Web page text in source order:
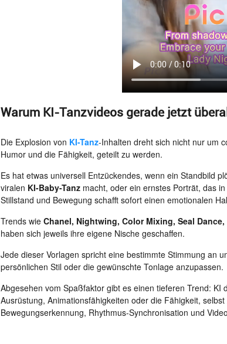
Warum KI-Tanzvideos gerade jetzt
Die Explosion von KI-Tanz-Inhalten dreht sich nicht nur um
Humor und die Fähigkeit, geteilt zu werden.
Es hat etwas universell Entzückendes, wenn ein Standbild
viralen KI-Baby-Tanz macht, oder ein ernstes Porträt, das
Stillstand und Bewegung schafft sofort einen emotionalen
Trends wieChanel, Nightwing, Color Mixing, Seal
haben sich jeweils ihre eigene Nische geschaffen.
Jede dieser Vorlagen spricht eine bestimmte Stimmung an
persönlichen Stil oder die gewünschte Tonlage anzupassen.
Abgesehen vom Spaßfaktor gibt es einen tieferen Trend:
Ausrüstung, Animationsfähigkeiten oder die Fähigkeit,
Bewegungserkennung, Rhythmus-Synchronisation und